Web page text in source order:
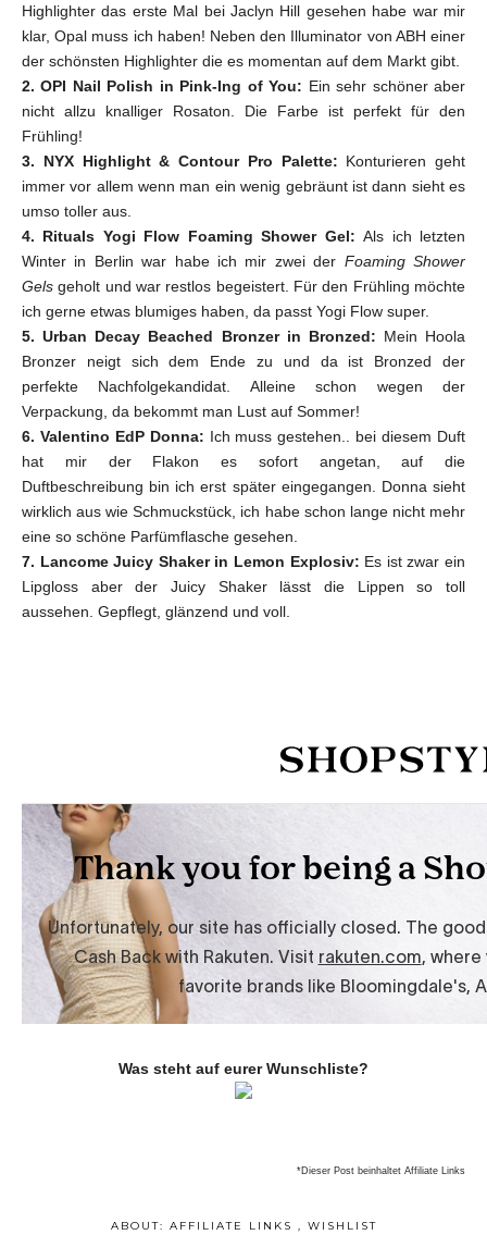
Highlighter das erste Mal bei Jaclyn Hill gesehen habe war mir
klar, Opal muss ich haben! Neben den Illuminator von ABH einer
der schönsten Highlighter die es momentan auf dem Markt gibt.
2. OPI Nail Polish in Pink-Ing of You: Ein sehr schöner aber
nicht allzu knalliger Rosaton. Die Farbe ist perfekt für den
Frühling!
3. NYX Highlight & Contour Pro Palette: Konturieren geht
immer vor allem wenn man ein wenig gebräunt ist dann sieht es
umso toller aus.
4. Rituals Yogi Flow Foaming Shower Gel:Als ich letzten
Winter in Berlin war habe ich mir zwei der Foaming Shower
Gels geholt und war restlos begeistert. Für den Frühling möchte
ich gerne etwas blumiges haben, da passt Yogi Flow super.
5. Urban Decay Beached Bronzer in Bronzed: Mein Hoola
Bronzer neigt sich dem Ende zu und da ist Bronzed der
perfekte Nachfolgekandidat. Alleine schon wegen der
Verpackung, da bekommt man Lust auf Sommer!
6. Valentino EdP Donna: Ich muss gestehen.. bei diesem Duft
hat mir der Flakon es sofort angetan, auf die
Duftbeschreibung bin ich erst später eingegangen. Donna sieht
wirklich aus wie Schmuckstück, ich habe schon lange nicht mehr
eine so schöne Parfümflasche gesehen.
7. Lancome Juicy Shaker in Lemon Explosiv: Es ist zwar ein
Lipgloss aber der Juicy Shaker lässt die Lippen so toll
aussehen. Gepflegt, glänzend und voll.
Was steht auf eurer Wunschliste?
*Dieser Post beinhaltet Affiliate Links
ABOUT: AFFILIATE LINKS , WISHLIST